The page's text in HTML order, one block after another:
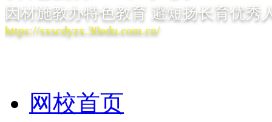
因材施教办特色教育 避短扬长育优秀
https://sxscdyzx.30edu.com.cn/
网校首页